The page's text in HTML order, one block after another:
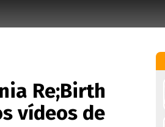
Re;Birth
vídeos de